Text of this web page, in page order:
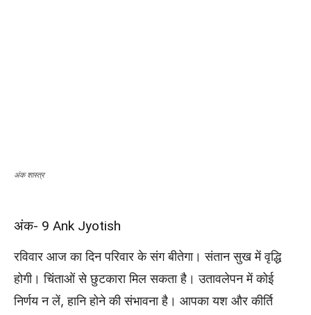
अंक शास्त्र
अंक- 9 Ank Jyotish
रविवार आज का दिन परिवार के संग बीतेगा। संतान सुख में वृद्धि
होगी। चिंताओं से छुटकारा मिल सकता है। उतावलेपन में कोई
निर्णय न लें, हानि होने की संभावना है। आपका यश और कीर्ति